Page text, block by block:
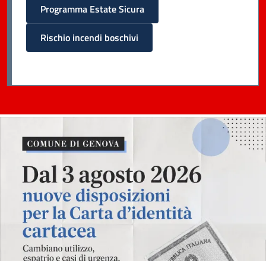
Programma Estate Sicura
Rischio incendi boschivi